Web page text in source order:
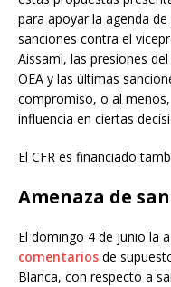
para apoyar la agenda
sanciones contra el
Aissami, las presiones
OEA y las últimas
compromiso, o al
influencia en ciertas
El CFR es financiado
Amenaza de
El domingo 4 de junio la
comentarios de
Blanca, con respecto a